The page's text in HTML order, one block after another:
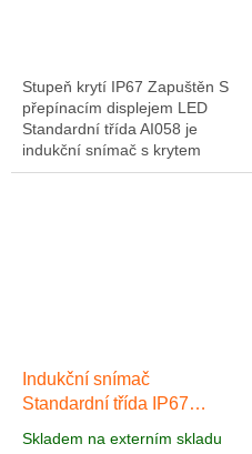
Stupeň krytí IP67 Zapuštěn S
přepínacím displejem LED
Standardní třída AI058 je
indukční snímač s krytem
M18, který je vhodný pro
Indukční snímač
Standardní třída IP67
Skladem na externím skladu